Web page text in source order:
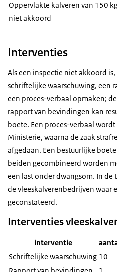
Oppervlakte kalveren van 150
niet akkoord
Interventies
Als een inspectie niet akkoord
schriftelijke waarschuwing, een
een proces-verbaal opmaken;
rapport van bevindingen kan
boete. Een proces-verbaal
Ministerie, waarna de zaak
afgedaan. Een bestuurlijke
beiden gecombineerd worden
een last onder dwangsom. In de
de vleeskalverenbedrijven waar
geconstateerd.
Interventies
interventie
aantal
Schriftelijke waarschuwing 10